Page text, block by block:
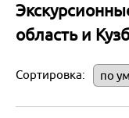
область и
Сортировка: